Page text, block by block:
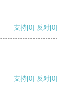
支持[0] 反对[0]
支持[0] 反对[0]